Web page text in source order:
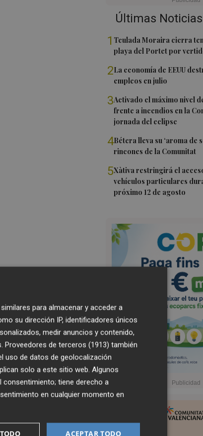
Últimas Noticias
1 Teulada Moraira cierra
playa del Portet por
2La economía de EEUU
empleos en julio
3Activado el máximo nivel
frente a incendios en la
jornada del eclipse
4Bétera lleva su ‘aroma de
rincones de la Comunitat
5Xàtiva restringirá el
vehículos particulares
próximo 12 de agosto
para almacenar y acceder a
su dirección IP, identificadores únicos
medir anuncios y contenido,
Proveedores de terceros (1913) también
uso de datos de geolocalización
solo a este sitio web. Algunos
consentimiento; tiene derecho a
en cualquier momento en
ACEPTAR TODO